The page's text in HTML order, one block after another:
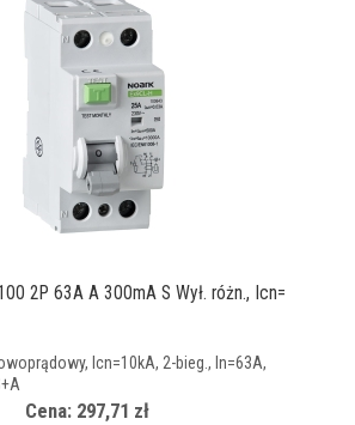
2P 63A A 300mA S Wył. różn., Icn=
Icn=10kA, 2-bieg., In=63A,
Cena: 297,71 zł